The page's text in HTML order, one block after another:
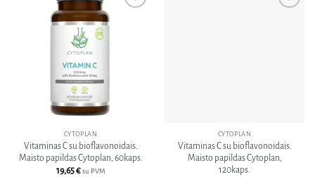
CYTOPLAN
Vitaminas C su bioflavonoidais.
Maisto papildas Cytoplan, 60kaps.
19,65€ su PVM
CYTOPLAN
Vitaminas C su bioflavonoidais.
Maisto papildas Cytoplan,
120kaps.